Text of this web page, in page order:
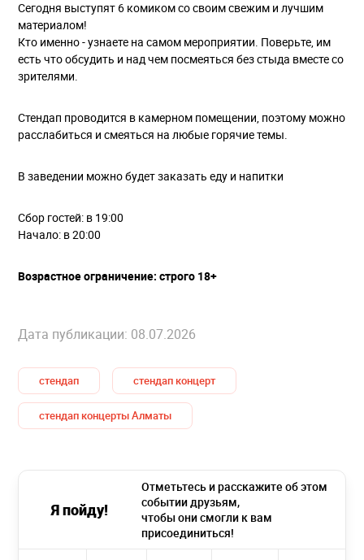
Сегодня выступят 6 комиком со своим свежим и лучшим
материалом!
Кто именно - узнаете на самом мероприятии. Поверьте, им
есть что обсудить и над чем посмеяться без стыда вместе со
зрителями.
Стендап проводится в камерном помещении, поэтому можно
расслабиться и смеяться на любые горячие темы.
В заведении можно будет заказать еду и напитки
Сбор гостей: в 19:00
Начало: в 20:00
Возрастное ограничение: строго 18+
Дата публикации: 08.07.2026
стендап стендап концерт
стендап концерты Алматы
Я пойду!
Отметьтесь и расскажите об этом
событии друзьям,
чтобы они смогли к вам
присоединиться!